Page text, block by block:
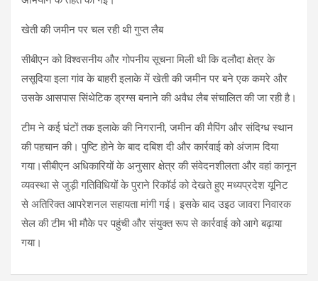
खेती की जमीन पर चल रही थी गुप्त लैब
सीबीएन को विश्वसनीय और गोपनीय सूचना मिली थी कि दलौदा क्षेत्र के
लसूदिया इला गांव के बाहरी इलाके में खेती की जमीन पर बने एक कमरे और
उसके आसपास सिंथेटिक ड्रग्स बनाने की अवैध लैब संचालित की जा रही है।
टीम ने कई घंटों तक इलाके की निगरानी, जमीन की मैपिंग और संदिग्ध स्थान
की पहचान की। पुष्टि होने के बाद दबिश दी और कार्रवाई को अंजाम दिया
गया।सीबीएन अधिकारियों के अनुसार क्षेत्र की संवेदनशीलता और वहां कानून
व्यवस्था से जुड़ी गतिविधियों के पुराने रिकॉर्ड को देखते हुए मध्यप्रदेश यूनिट
से अतिरिक्त आपरेशनल सहायता मांगी गई। इसके बाद उइठ जावरा निवारक
सेल की टीम भी मौके पर पहुंची और संयुक्त रूप से कार्रवाई को आगे बढ़ाया
गया।